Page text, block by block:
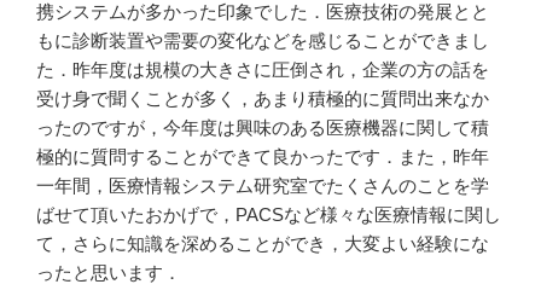
携システムが多かった印象でした．医療技術の発展とと
もに診断装置や需要の変化などを感じることができまし
た．昨年度は規模の大きさに圧倒され，企業の方の話を
受け身で聞くことが多く，あまり積極的に質問出来なか
ったのですが，今年度は興味のある医療機器に関して積
極的に質問することができて良かったです．また，昨年
一年間，医療情報システム研究室でたくさんのことを学
ばせて頂いたおかげで，PACSなど様々な医療情報に関し
て，さらに知識を深めることができ，大変よい経験にな
ったと思います．